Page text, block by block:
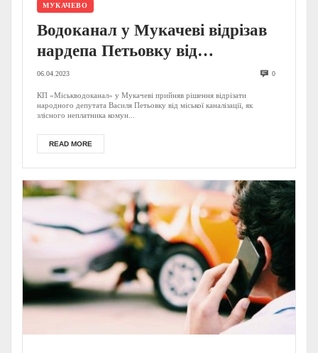
МУКАЧЕВО
Водоканал у Мукачеві відрізав
нардепа Петьовку від
каналізації через «самоволку»
та несплату штрафу в ₴75 тис:
відомі деталі
06.04.2023 0
КП «Міськводоканал» у Мукачеві прийняв рішення відрізати
народного депутата Василя Петьовку від міської каналізації, як
злісного неплатника комун...
READ MORE